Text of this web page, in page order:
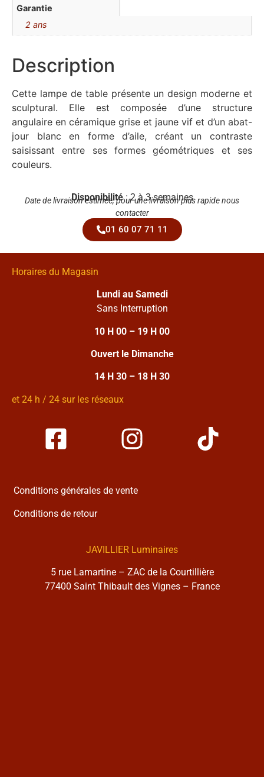
Garantie
2 ans
Description
Cette lampe de table présente un design moderne et
sculptural. Elle est composée d’une structure
angulaire en céramique grise et jaune vif et d’un abat-
jour blanc en forme d’aile, créant un contraste
saisissant entre ses formes géométriques et ses
couleurs.
Disponibilité: 2 à 3 semaines
Date de livraison estimée, pour une livraison plus rapide nous
contacter
01 60 07 71 11
Horaires du Magasin
Lundi au Samedi
Sans Interruption
10 H 00 – 19 H 00
Ouvert le Dimanche
14 H 30 – 18 H 30
et 24 h / 24 sur les réseaux
Conditions générales de vente
Conditions de retour
JAVILLIER Luminaires
5 rue Lamartine – ZAC de la Courtillière
77400 Saint Thibault des Vignes – France